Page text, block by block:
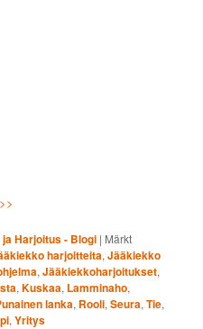
Harjoitus - Blogi | Märkt
harjoitteita,Jääkiekko
,Jääkiekkoharjoitukset,
,Kuskaa, Lamminaho,
lanka, Rooli,Seura,Tie,
,Yritys